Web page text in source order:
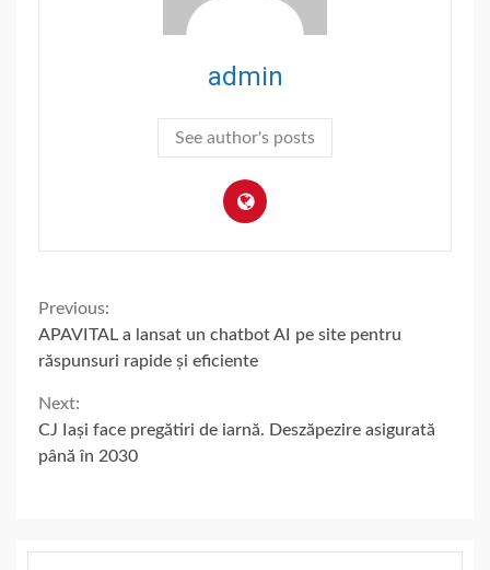
admin
See author's posts
Continue
Reading
Previous:
APAVITAL a lansat un chatbot AI pe site pentru
răspunsuri rapide și eficiente
Next:
CJ Iași face pregătiri de iarnă. Deszăpezire asigurată
până în 2030